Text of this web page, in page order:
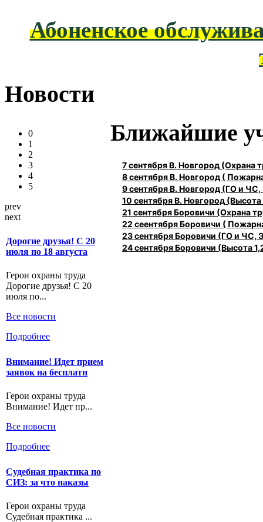
Абоненское
Новости
0
1
2
3
4
5
prev
next
Дорогие друзья! С 20
июля по 18 августа
Герои охраны труда
Дорогие друзья! С 20
июля по...
Все новости
Подробнее
Внимание! Идет прием
заявок на бесплатн
Герои охраны труда
Внимание! Идет пр...
Все новости
Подробнее
Судебная практика по
СИЗ: за что наказы
Герои охраны труда
Судебная практика ...
Ближайшие
7 сентября В. Новгород
8 сентября В. Новгород (
9 сентября В. Новгород (ГО и ЧС,
10 сентября В. Новгород (Высота
21 сентября Боровичи (Охрана
22 сеентября Боровичи (
23 сентября Боровичи (ГО и ЧС,
24 сентября Боровичи (Высота